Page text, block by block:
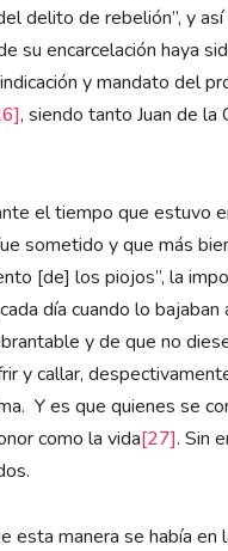
delito de rebelión”, y
encarcelación haya
y mandato del
, siendo tanto Juan de la
el tiempo que estuvo
sometido y que más
[de] los piojos”, la
día cuando lo
y de que no
y callar,
Y es que quienes se
como la vida[27]. Sin
esta manera se había en